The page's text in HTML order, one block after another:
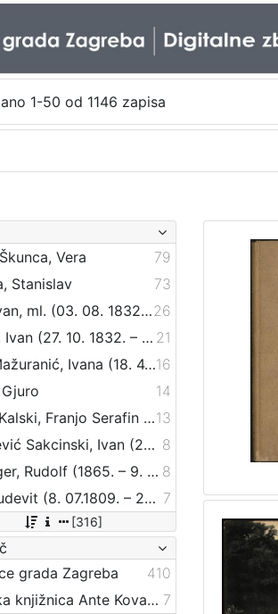
1-50 od 1146 zapisa
Vera
79
Stanislav
73
Zajc, Ivan, ml. (03. 08. 1832. – 16. 12. 1914.)26
Standl, Ivan (27. 10. 1832. – 30. 8. 1897.) 21
Brlić-Mažuranić, Ivana (18. 4. 1874. – 21. 9. 1938.)16
14
Vilhar-Kalski, Franjo Serafin (5. 1. 1852. – 4. 3. 1928.)13
Kukuljević Sakcinski, Ivan (29. 5. 1816. – 1. 8. 1889.) 8
Mosinger, Rudolf (1865. – 9. 10. 1918.) 8
Gaj, Ljudevit (8. 07.1809. – 20. 04.1872.) 7
[316]
grada Zagreba
410
Gradska knjižnica Ante Kovačića 7